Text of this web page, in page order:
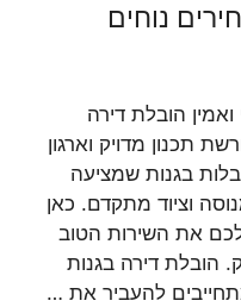
נוחים
הובלת דירה
תכנון מדויק וארגון
בגנות שמציעה
וציוד מתקדם. כאן
את השירות הטוב
הובלת דירה בגנות
להעביר את …